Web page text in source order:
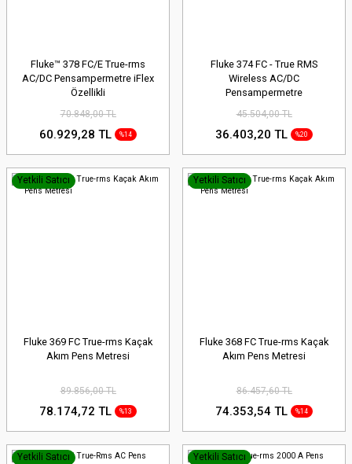
Fluke™ 378 FC/E True-rms
AC/DC Pensampermetre iFlex
Özellikli
70.848,00 TL
60.929,28 TL %14
Fluke 374 FC - True RMS
Wireless AC/DC
Pensampermetre
45.504,00 TL
36.403,20 TL %20
Yetkili Satıcı
Fluke 369 FC True-rms Kaçak
Akım Pens Metresi
89.856,00 TL
78.174,72 TL %13
Yetkili Satıcı
Fluke 368 FC True-rms Kaçak
Akım Pens Metresi
86.457,60 TL
74.353,54 TL %14
Yetkili Satıcı Yetkili Satıcı